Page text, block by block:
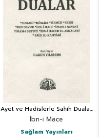
Ayet ve Hadislerle Sahih Dualar
Dua ile Tedavi, Rukye
İbn-i Mace
Sağlam Yayınları